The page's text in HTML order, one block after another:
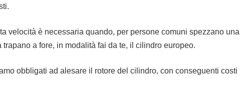
velocità è necessaria quando, per persone comuni spezzano una
a fore, in modalità fai da te, il cilindro europeo.
obbligati ad alesare il rotore del cilindro, con conseguenti costi